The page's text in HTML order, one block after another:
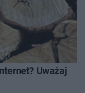
Uważaj